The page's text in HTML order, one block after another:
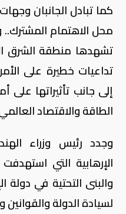
كما تبادل الجانبان
محل الاهتمام
تشهدها منطقة الشرق
تداعيات خطيرة على
إلى جانب تأثيراتها على
الطاقة والاقتصاد
وجدد رئيس وزراء الهند
الإرهابية التي
والبنى التحتية في دولة
لسيادة الدولة والقوانين